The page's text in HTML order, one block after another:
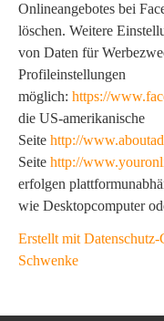
Onlineangebotes bei
löschen. Weitere
von Daten für
Profileinstellungen
möglich: https://
die US-amerikanische
Seite http://
Seite http://
erfolgen
wie Desktopcomputer
Erstellt mit
Schwenke